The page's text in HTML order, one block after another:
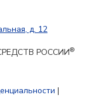
д. 12
РОССИИ®
|